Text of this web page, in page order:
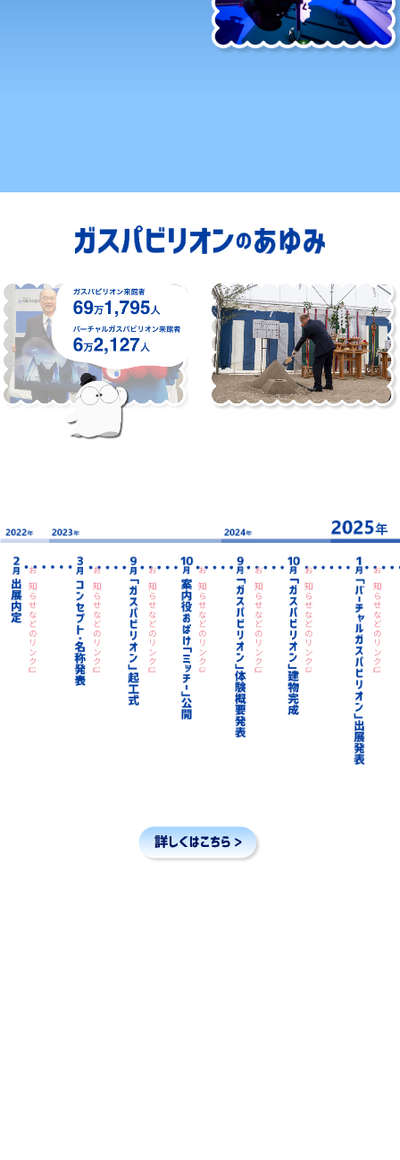
お知らせなどのリンク お知らせなどのリンク お知らせなどのリンク お知らせなどのリンク お知らせなどのリンク お知らせなどのリンク お知らせなどのリンク